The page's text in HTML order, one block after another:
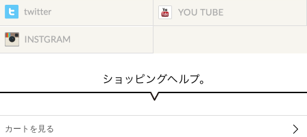
カートを見る